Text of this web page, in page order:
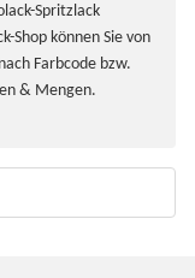
Spritzlack
Shop können Sie von
Farbcode bzw.
& Mengen.